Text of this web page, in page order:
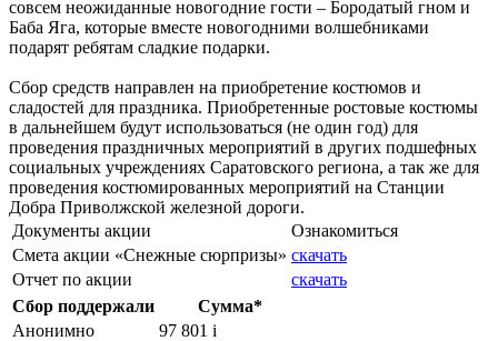
совсем неожиданные новогодние гости – Бородатый гном и
Баба Яга, которые вместе новогодними волшебниками
подарят ребятам сладкие подарки.
Сбор средств направлен на приобретение костюмов и
сладостей для праздника. Приобретенные ростовые костюмы
в дальнейшем будут использоваться (не один год) для
проведения праздничных мероприятий в других подшефных
социальных учреждениях Саратовского региона, а так же для
проведения костюмированных мероприятий на Станции
Добра Приволжской железной дороги.
Документы акции
Ознакомиться
Смета акции «Снежные сюрпризы» скачать
Отчет по акции
скачать
Сбор поддержали
Сумма*
Анонимно
97 801 i